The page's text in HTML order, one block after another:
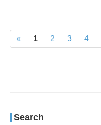
« 1 2 3 4
Search